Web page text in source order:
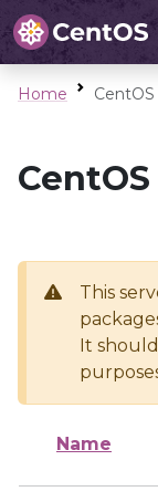
Home
This
It
Name